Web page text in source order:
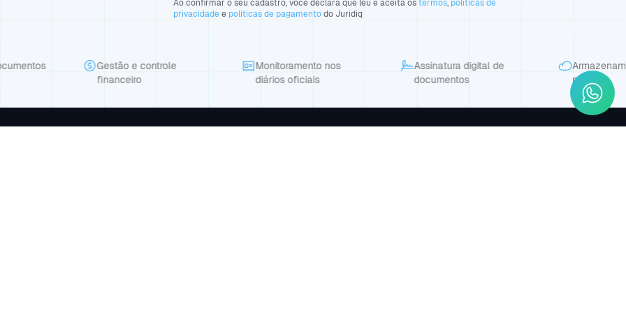
Ao confirmar o seu cadastro, você declara que leu e aceita ostermos, políticas de
privacidadee políticas de pagamentodo Juridiq
Gestão e controle
financeiro
Monitoramento nos
diários oficiais
Assinatura digital de
documentos
nuvem